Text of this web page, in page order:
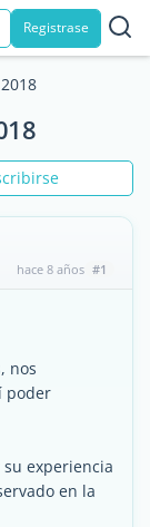
Registrase
hace 8 años #1
nos
poder
experiencia
en la